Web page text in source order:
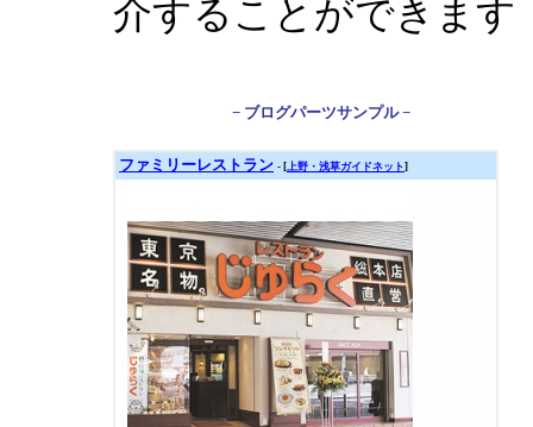
介することができます
− ブログパーツサンプル −
ファミリーレストラン - [ 上野・浅草ガイドネット ]